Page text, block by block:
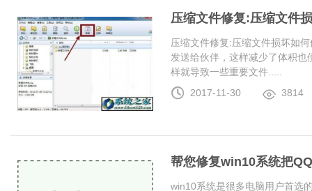
压缩文件修复:压缩文件
压缩文件修复:压缩文件损坏如
发送给伙伴，这样减少了体积
样就导致一些重要文件.....
2017-11-30
3814
帮您修复win10系统把
win10系统是很多电脑用户首选